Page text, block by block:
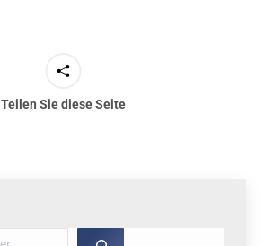
Teilen Sie diese Seite